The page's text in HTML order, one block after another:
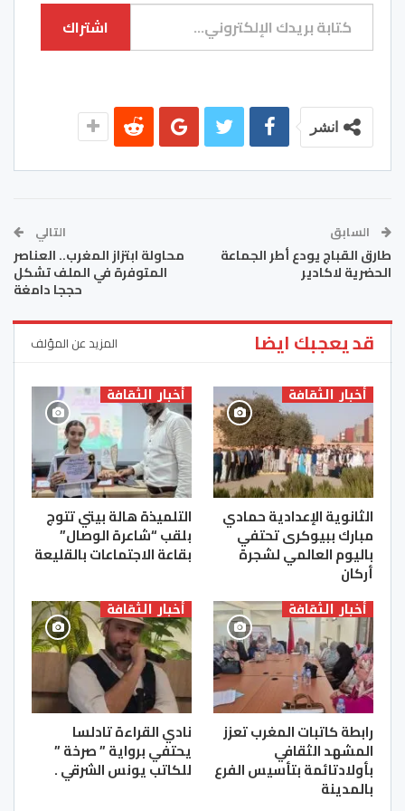
اشتراك
انشر
السابق
طارق القباج يودع أطر الجماعة
الحضرية لاكادير
التالي
محاولة ابتزاز المغرب.. العناصر
المتوفرة في الملف تشكل
حججا دامغة
قد يعجبك ايضا المزيد عن المؤلف
أخبار الثقافة
الثانوية الإعدادية حمادي
مبارك ببيوكرى تحتفي
باليوم العالمي لشجرة
أركان
أخبار الثقافة
التلميذة هالة بيتي تتوج
بلقب “شاعرة الوصال”
بقاعة الاجتماعات بالقليعة
أخبار الثقافة
رابطة كاتبات المغرب تعزز
المشهد الثقافي
بأولادتائمة بتأسيس الفرع
بالمدينة
أخبار الثقافة
نادي القراءة تادلسا
يحتفي برواية ” صرخة ”
للكاتب يونس الشرقي .